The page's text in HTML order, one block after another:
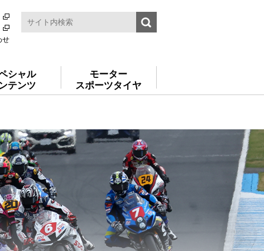
せ
シャル
テンツ
モーター
スポーツタイヤ